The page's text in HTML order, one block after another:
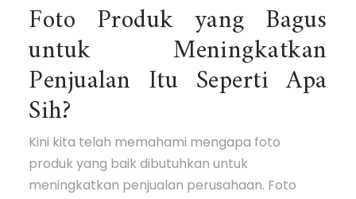
Foto Produk yang Bagus
untuk Meningkatkan
Penjualan Itu Seperti Apa
Sih?
Kini kita telah memahami mengapa foto
produk yang baik dibutuhkan untuk
meningkatkan penjualan perusahaan. Foto